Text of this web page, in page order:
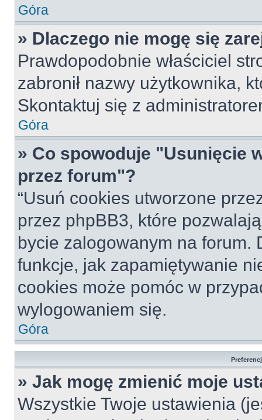
Góra
» Dlaczego nie mogę się
Prawdopodobnie właściciel
zabronił nazwy użytkownika,
Skontaktuj się z
Góra
» Co spowoduje "Usunięcie
przez forum"?
“Usuń cookies utworzone
przez phpBB3, które
bycie zalogowanym na forum.
funkcje, jak zapamiętywanie
cookies może pomóc w
wylogowaniem się.
Góra
» Jak mogę zmienić moje
Wszystkie Twoje ustawienia